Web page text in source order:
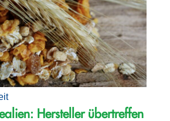
Hersteller übertreffen